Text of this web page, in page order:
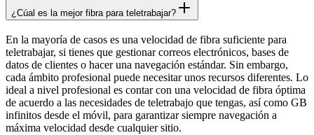
¿Cúal es la mejor fibra para teletrabajar?
En la mayoría de casos es una velocidad de fibra suficiente para
teletrabajar, si tienes que gestionar correos electrónicos, bases de
datos de clientes o hacer una navegación estándar. Sin embargo,
cada ámbito profesional puede necesitar unos recursos diferentes. Lo
ideal a nivel profesional es contar con una velocidad de fibra óptima
de acuerdo a las necesidades de teletrabajo que tengas, así como GB
infinitos desde el móvil, para garantizar siempre navegación a
máxima velocidad desde cualquier sitio.